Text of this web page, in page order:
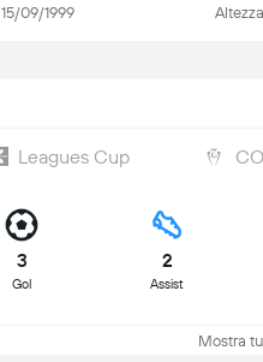
15/09/1999 Altezza
Leagues Cup
3
Gol
2
Assist
Mostra